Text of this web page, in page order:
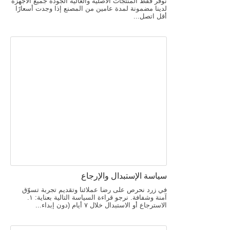
لدينا مضمونة لمدة عامين من المصنع إذا وجدت أسعارًا
أقل اتصل...
سياسة الإستبدال والإرجاع
في زرد نحرص على رضا عملائنا وتقديم تجربة تسوّق
آمنة وشفافة. نرجو قراءة السياسة التالية بعناية: ١.
الاسترجاع أو الاستبدال خلال ٧ أيام (دون إبداء...